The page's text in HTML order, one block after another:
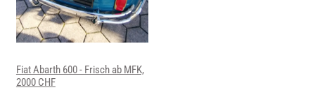
Fiat Abarth 600 - Frisch ab MFK,
2000 CHF